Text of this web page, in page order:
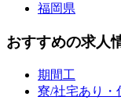
福岡県
おすすめの求人
期間工
寮/社宅あり・